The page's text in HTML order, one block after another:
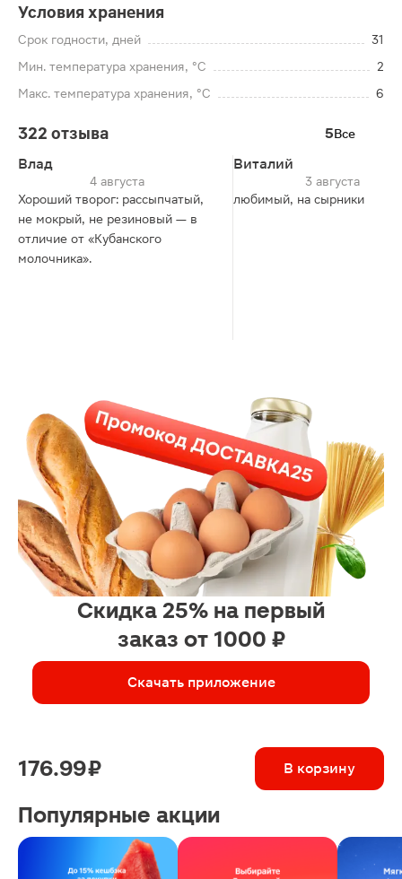
Условия хранения
Срок годности, дней
31
Мин. температура хранения, °C
2
Макс. температура хранения, °C
6
322 отзыва 5Все
Влад
4 августа
Хороший творог: рассыпчатый,
не мокрый, не резиновый — в
отличие от «Кубанского
молочника».
Виталий
3 августа
любимый, на сырники
Скидка 25% на первый
заказ от 1000 ₽
Скачать приложение
176.99 ₽ В корзину
Популярные акции